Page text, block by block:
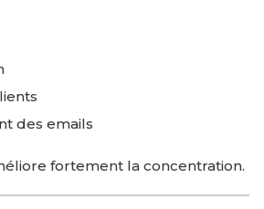
des emails
fortement la concentration.